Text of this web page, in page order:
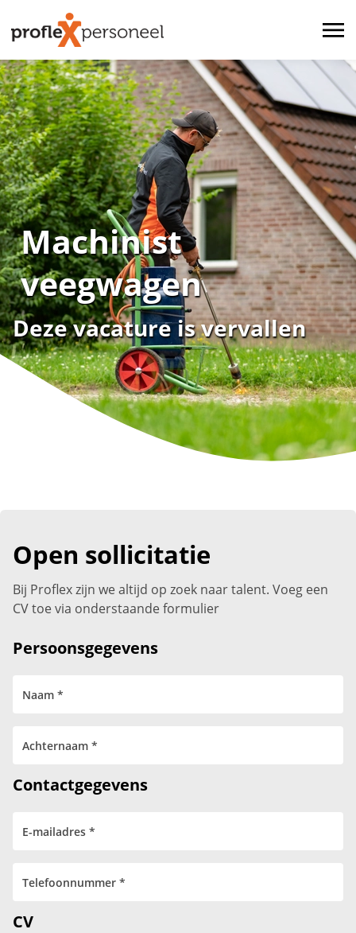
Machinist
veegwagen
Deze vacature is vervallen
Open sollicitatie
Bij Proflex zijn we altijd op zoek naar talent. Voeg een
CV toe via onderstaande formulier
Persoonsgegevens
Contactgegevens
CV